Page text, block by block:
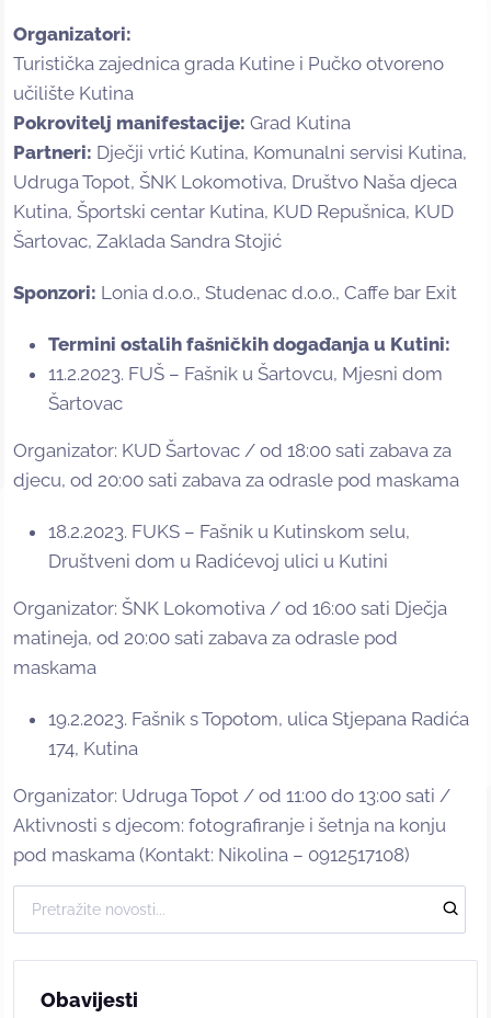
Organizatori:
Turistička zajednica grada Kutine i Pučko otvoreno
učilište Kutina
Pokrovitelj manifestacije: Grad Kutina
Partneri: Dječji vrtić Kutina, Komunalni servisi Kutina,
Udruga Topot, ŠNK Lokomotiva, Društvo Naša djeca
Kutina, Športski centar Kutina, KUD Repušnica, KUD
Šartovac, Zaklada Sandra Stojić
Sponzori: Lonia d.o.o., Studenac d.o.o., Caffe bar Exit
Termini ostalih fašničkih događanja u Kutini:
11.2.2023. FUŠ – Fašnik u Šartovcu, Mjesni dom
Šartovac
Organizator: KUD Šartovac / od 18:00 sati zabava za
djecu, od 20:00 sati zabava za odrasle pod maskama
18.2.2023. FUKS – Fašnik u Kutinskom selu,
Društveni dom u Radićevoj ulici u Kutini
Organizator: ŠNK Lokomotiva / od 16:00 sati Dječja
matineja, od 20:00 sati zabava za odrasle pod
maskama
19.2.2023. Fašnik s Topotom, ulica Stjepana Radića
174, Kutina
Organizator: Udruga Topot / od 11:00 do 13:00 sati /
Aktivnosti s djecom: fotografiranje i šetnja na konju
pod maskama (Kontakt: Nikolina – 0912517108)
Obavijesti